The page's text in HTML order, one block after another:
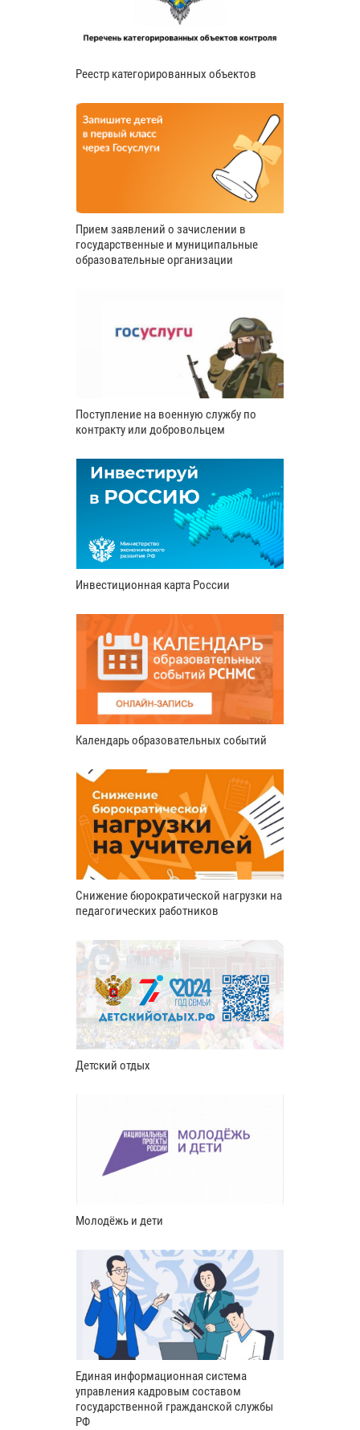
Реестр категорированных объектов
Прием заявлений о зачислении в
государственные и муниципальные
образовательные организации
Поступление на военную службу по
контракту или добровольцем
Инвестиционная карта России
Календарь образовательных событий
Снижение бюрократической нагрузки на
педагогических работников
Детский отдых
Молодёжь и дети
Единая информационная система
управления кадровым составом
государственной гражданской службы
РФ